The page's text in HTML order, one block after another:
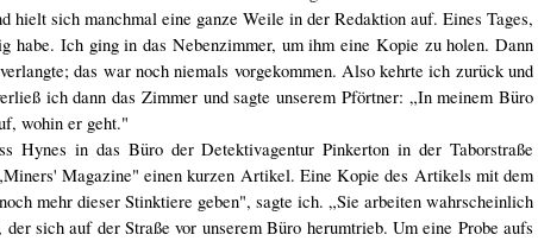
hielt sich manchmal eine ganze Weile in der Redaktion auf. Eines Tages,
habe. Ich ging in das Nebenzimmer, um ihm eine Kopie zu holen. Dann
das war noch niemals vorgekommen. Also kehrte ich zurück und
ich dann das Zimmer und sagte unserem Pförtner: „In meinem Büro
wohin er geht."
Hynes in das Büro der Detektivagentur Pinkerton in der Taborstraße
Magazine" einen kurzen Artikel. Eine Kopie des Artikels mit dem
mehr dieser Stinktiere geben", sagte ich. „Sie arbeiten wahrscheinlich
sich auf der Straße vor unserem Büro herumtrieb. Um eine Probe aufs